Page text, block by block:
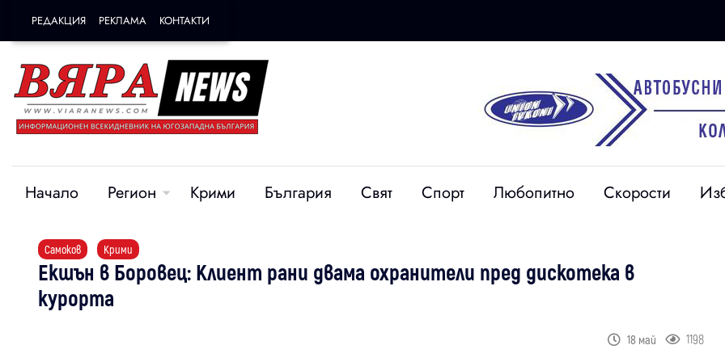
РЕДАКЦИЯ РЕКЛАМА КОНТАКТИ
Начало Регион Крими България Свят Спорт Любопитно Скорости
Самоков Крими
Екшън в Боровец: Клиент рани двама охранители пред дискотека в
курорта
18 май 1198